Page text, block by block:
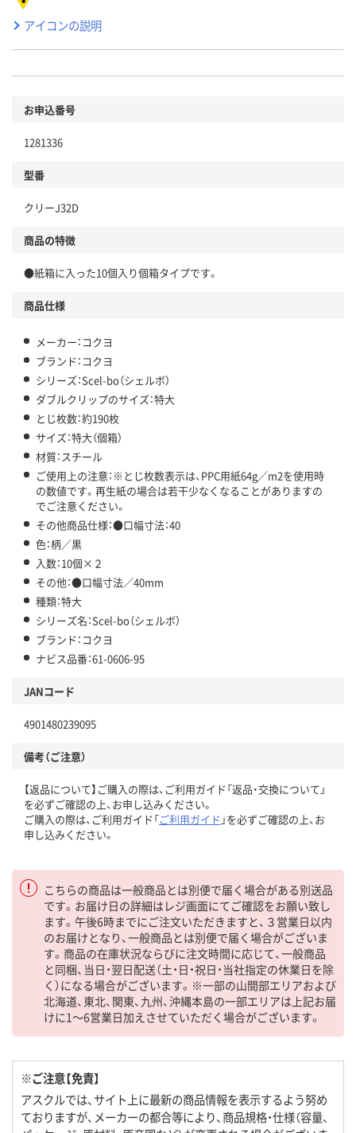
アイコンの説明
お申込番号
1281336
型番
クリーJ32D
商品の特徴
●紙箱に入った10個入り個箱タイプです。
商品仕様
メーカー：コクヨ
ブランド：コクヨ
シリーズ：Scel-bo（シェルボ）
ダブルクリップのサイズ：特大
とじ枚数：約190枚
サイズ：特大（個箱）
材質：スチール
ご使用上の注意：※とじ枚数表示は、PPC用紙64g／m2を使用時
の数値です。再生紙の場合は若干少なくなることがありますの
でご注意ください。
その他商品仕様：●口幅寸法：40
色：柄／黒
入数：10個×２
その他：●口幅寸法／40mm
種類：特大
シリーズ名：Scel-bo（シェルボ）
ブランド：コクヨ
ナビス品番：61-0606-95
JANコード
4901480239095
備考（ご注意）
【返品について】ご購入の際は、ご利用ガイド「返品・交換について」
を必ずご確認の上、お申し込みください。
ご購入の際は、ご利用ガイド「ご利用ガイド 」を必ずご確認の上、お
申し込みください。
こちらの商品は一般商品とは別便で届く場合がある別送品
です。お届け日の詳細はレジ画面にてご確認をお願い致し
ます。午後6時までにご注文いただきますと、３営業日以内
のお届けとなり、一般商品とは別便で届く場合がございま
す。商品の在庫状況ならびに注文時間に応じて、一般商品
と同梱、当日・翌日配送（土・日・祝日・当社指定の休業日を除
く）になる場合がございます。※一部の山間部エリアおよび
北海道、東北、関東、九州、沖縄本島の一部エリアは上記お届
けに1～6営業日加えさせていただく場合がございます。
※ご注意【免責】
アスクルでは、サイト上に最新の商品情報を表示するよう努め
ておりますが、メーカーの都合等により、商品規格・仕様（容量、